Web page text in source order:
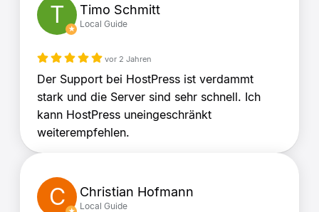
T Timo Schmitt
Local Guide
vor 2 Jahren
Der Support bei HostPress ist verdammt
stark und die Server sind sehr schnell. Ich
kann HostPress uneingeschränkt
weiterempfehlen.
C Christian Hofmann
Local Guide